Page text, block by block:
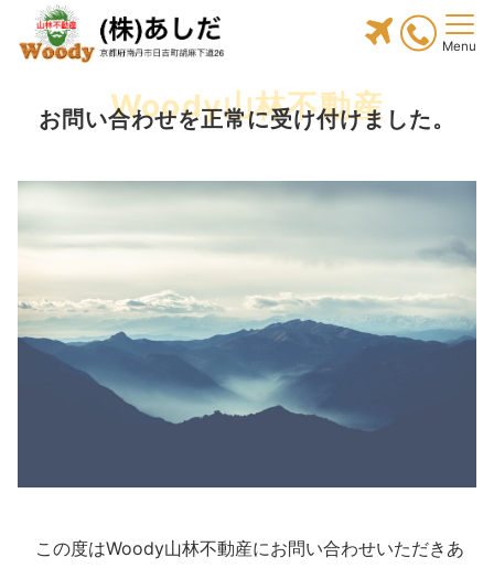
Menu
Woody山林不動産
お問い合わせを正常に受け付けました。
この度はWoody山林不動産にお問い合わせいただきあ